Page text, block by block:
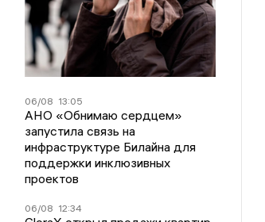
06/08 13:05
АНО «Обнимаю сердцем»
запустила связь на
инфраструктуре Билайна для
поддержки инклюзивных
проектов
06/08 12:34